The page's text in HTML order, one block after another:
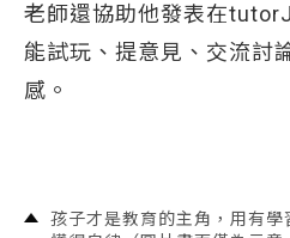
老師還協助他發表在
能試玩、提意見、交流討
感。
孩子才是教育的主角，用有